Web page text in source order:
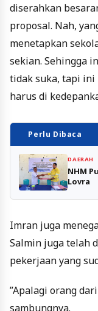
diserahkan
proposal. Nah,
menetapkan
sekian. Sehingga
tidak suka, tapi ini
harus di
Perlu Dibaca
DAERAH
NHM
Lovra
Imran juga
Salmin juga telah
pekerjaan yang
”Apalagi orang
sambungnya.